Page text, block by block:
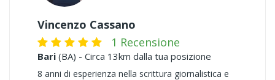
Vincenzo Cassano
1 Recensione
Bari (BA) - Circa 13km dalla tua posizione
8 anni di esperienza nella scrittura giornalistica e